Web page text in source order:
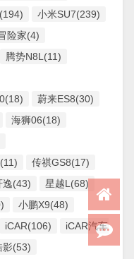
小米SU7(239)
险家(4)
腾势N8L(11)
蔚来ES8(30)
海狮06(18)
传祺GS8(17)
逸(43)
星越L(68)
小鹏X9(48)
iCAR(106)
iCAR汽车
影(53)